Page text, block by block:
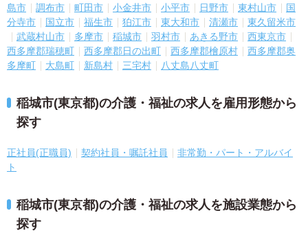
島市
調布市 町田市 小金井市 小平市 日野市 東村山市
国
分寺市
国立市 福生市 狛江市 東大和市 清瀬市
東久留米市
武蔵村山市
多摩市 稲城市 羽村市 あきる野市
西東京市
西多摩郡瑞穂町
西多摩郡日の出町 西多摩郡檜原村
西多摩郡奥
多摩町
大島町 新島村 三宅村 八丈島八丈町
稲城市(東京都)の介護・福祉の求人を雇用形態から
探す
正社員(正職員) 契約社員・嘱託社員
非常勤・パート・アルバイ
ト
稲城市(東京都)の介護・福祉の求人を施設業態から
探す